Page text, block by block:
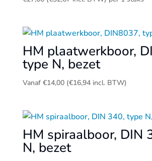
HM plaatwerkboor,
type N, bezet
Vanaf €14,00 (€16,94incl. BTW)
HM spiraalboor, DIN
N, bezet